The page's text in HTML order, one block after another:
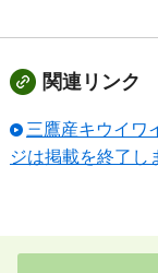
関連リンク
三鷹産キウイワ
ジは掲載を終了し